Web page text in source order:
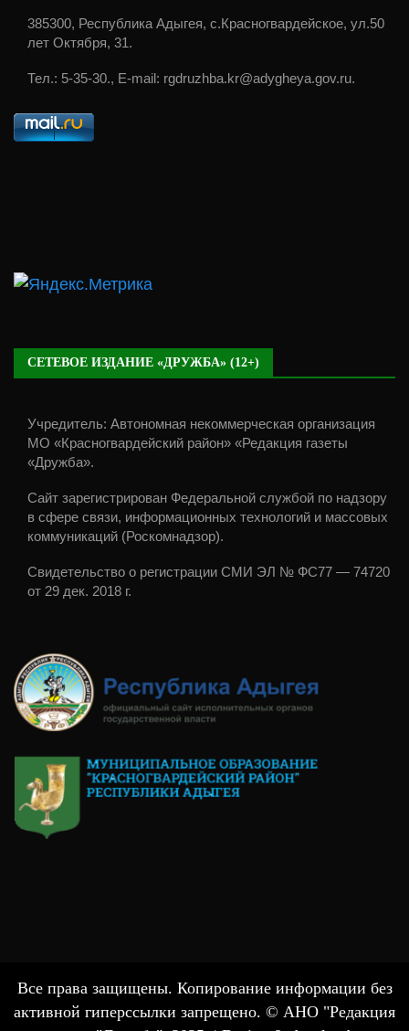
385300, Республика Адыгея, с.Красногвардейское, ул.50
лет Октября, 31.
Тел.: 5-35-30., E-mail: rgdruzhba.kr@adygheya.gov.ru.
СЕТЕВОЕ ИЗДАНИЕ «ДРУЖБА» (12+)
Учредитель: Автономная некоммерческая организация
МО «Красногвардейский район» «Редакция газеты
«Дружба».
Сайт зарегистрирован Федеральной службой по надзору
в сфере связи, информационных технологий и массовых
коммуникаций (Роскомнадзор).
Свидетельство о регистрации СМИ ЭЛ № ФС77 — 74720
от 29 дек. 2018 г.
Все права защищены. Копирование информации без
активной гиперссылки запрещено. © АНО "Редакция